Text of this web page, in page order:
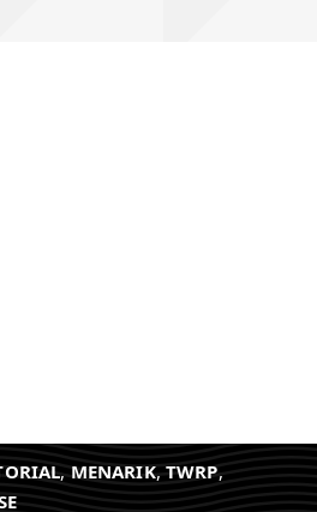
, MENARIK, TWRP,